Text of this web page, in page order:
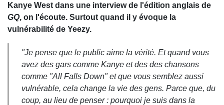
Kanye West dans une interview de l'édition anglais de
GQ, on l'écoute. Surtout quand il y évoque la
vulnérabilité de Yeezy.
"Je pense que le public aime la vérité. Et quand vous
avez des gars comme Kanye et des des chansons
comme "All Falls Down" et que vous semblez aussi
vulnérable, cela change la vie des gens. Parce que, du
coup, au lieu de penser : pourquoi je suis dans la